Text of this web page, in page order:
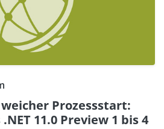
Prozessstart:
11.0 Preview 1 bis 4